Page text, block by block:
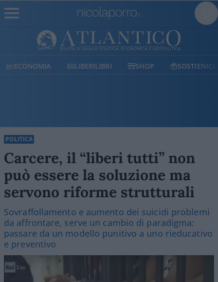
ECONOMIA LIBERILIBRI SHOP SOSTIENICI
POLITICA
Carcere, il “liberi tutti” non
può essere la soluzione ma
servono riforme strutturali
Sovraffollamento e aumento dei suicidi problemi
da affrontare, serve un cambio di paradigma:
passare da un modello punitivo a uno rieducativo
e preventivo